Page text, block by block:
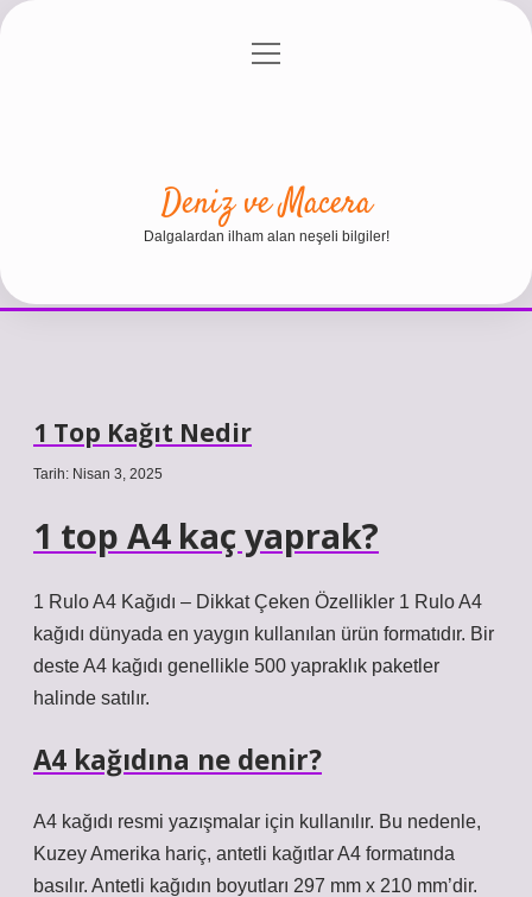
Gizlilik Politikası
menüyü
Deniz ve Macera
Dalgalardan ilham alan neşeli bilgiler!
1 Top Kağıt Nedir
Tarih: Nisan 3, 2025
1 top A4 kaç yaprak?
1 Rulo A4 Kağıdı – Dikkat Çeken Özellikler 1 Rulo A4
kağıdı dünyada en yaygın kullanılan ürün formatıdır. Bir
deste A4 kağıdı genellikle 500 yapraklık paketler
halinde satılır.
A4 kağıdına ne denir?
A4 kağıdı resmi yazışmalar için kullanılır. Bu nedenle,
Kuzey Amerika hariç, antetli kağıtlar A4 formatında
basılır. Antetli kağıdın boyutları 297 mm x 210 mm’dir.